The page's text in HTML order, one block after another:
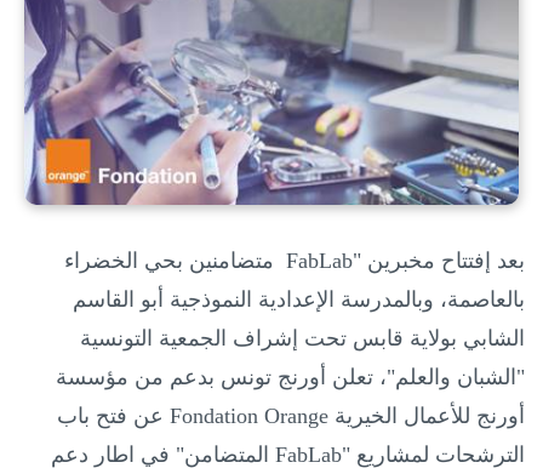
بعد إفتتاح مخبرين "FabLab متضامنين بحي الخضراء
بالعاصمة، وبالمدرسة الإعدادية النموذجية أبو القاسم
الشابي بولاية قابس تحت إشراف الجمعية التونسية
"الشبان والعلم"، تعلن أورنج تونس بدعم من مؤسسة
أورنج للأعمال الخيرية Fondation Orange عن فتح باب
الترشحات لمشاريع "FabLab المتضامن" في اطار دعم